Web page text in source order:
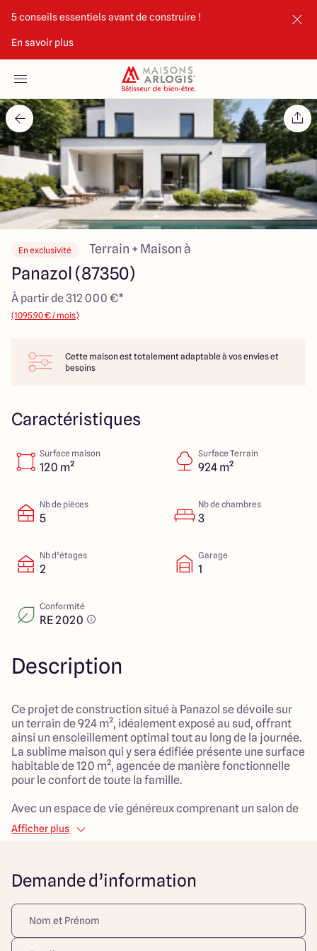
5 conseils essentiels avant de construire !
En savoir plus
Nos maisons
Nos annonces
Votre projet
Qui sommes-nous
Maisons ARLOGIS Limoges
En exclusivité Terrain + Maison à
Panazol (87350)
À partir de 312 000 €*
(1095.90 € / mois)
Cette maison est totalement adaptable à vos envies et
besoins
Caractéristiques
Surface maison
120 m²
Surface Terrain
924 m²
Nb de pièces
5
Nb de chambres
3
Nb d’étages
2
Garage
1
Conformité
RE 2020
Description
Ce projet de construction situé à Panazol se dévoile sur
un terrain de 924 m², idéalement exposé au sud, offrant
ainsi un ensoleillement optimal tout au long de la journée.
La sublime maison qui y sera édifiée présente une surface
habitable de 120 m², agencée de manière fonctionnelle
pour le confort de toute la famille.
Avec un espace de vie généreux comprenant un salon de
50 m², cette maison contemporaine se compose de cinq
pièces, dont trois chambres spacieuses. La distribution
le grand salon, tandis que chaque membre pourra profiter
Le garage intégré ajoute une plus-value indéniable à ce
projet, offrant à la fois praticité et sécurité. L'ensemble
Afficher plus
Demande d’information